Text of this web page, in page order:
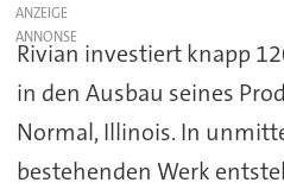
ANZEIGE
Rivian investiert knapp
in den Ausbau seines
Normal, Illinois. In
bestehenden Werk